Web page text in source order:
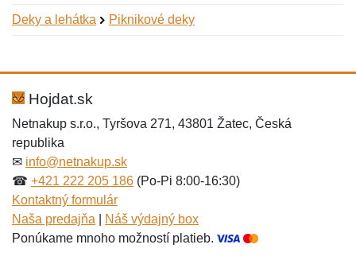
Deky a lehátka Piknikové deky
Hodnotenie:
Meno:*
E-mail:
Meno:
E-mail:*
Správa*
Hojdat.sk
Netnakup s.r.o., Tyršova 271, 43801 Žatec, Česká
republika
✉ info@netnakup.sk
☎ +421 222 205 186 (Po-Pi 8:00-16:30)
Kontaktný formulár
Naša predajňa
Náš výdajný box
Ponúkame mnoho možností platieb.